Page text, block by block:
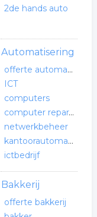
2de hands auto
Automatisering
offerte automatisering
ICT
computers
computer reparatie
netwerkbeheer
kantoorautomatisering
ictbedrijf
Bakkerij
offerte bakkerij